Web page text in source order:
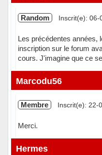
Random Inscrit(e): 06-
Les précédentes années,
inscription sur le forum
cours. J'imagine que ce
Hors ligne
Marcodu56
Membre Inscrit(e): 22-
Merci.
Hors ligne
Hermes